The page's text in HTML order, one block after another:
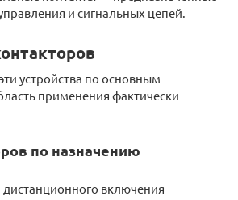
и сигнальных цепей.
устройства по основным
применения фактически
по назначению
дистанционного включения